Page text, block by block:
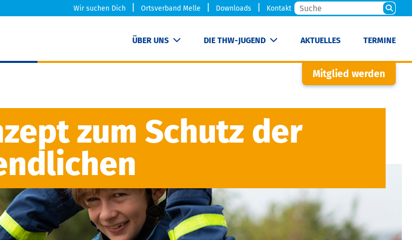
Wir suchen Dich Ortsverband Melle Downloads Kontakt
ÜBER UNS DIE THW-JUGEND AKTUELLES TERMINE
Mitglied werden
zum Schutz der